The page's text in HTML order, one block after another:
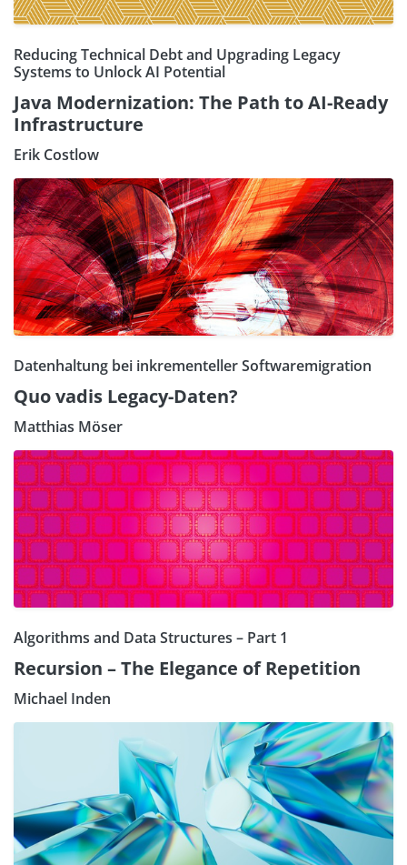
Reducing Technical Debt and Upgrading Legacy
Systems to Unlock AI Potential
Java Modernization: The Path to AI-Ready
Infrastructure
Erik Costlow
Datenhaltung bei inkrementeller Softwaremigration
Quo vadis Legacy-Daten?
Matthias Möser
Algorithms and Data Structures – Part 1
Recursion – The Elegance of Repetition
Michael Inden